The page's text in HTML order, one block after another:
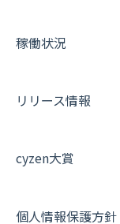
その他よくあ
稼働状況
リリース情報
cyzen大賞
個人情報保護方針